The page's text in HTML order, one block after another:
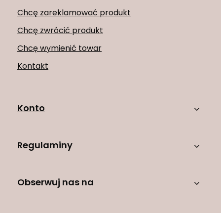
Chcę zareklamować produkt
Chcę zwrócić produkt
Chcę wymienić towar
Kontakt
Konto
Regulaminy
Obserwuj nas na